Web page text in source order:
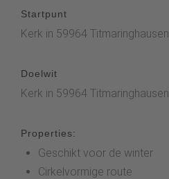
Startpunt
Kerk in 59964 Titmaringhausen
Doelwit
Kerk in 59964 Titmaringhausen
Properties:
Geschikt voor de winter
Cirkelvormige route